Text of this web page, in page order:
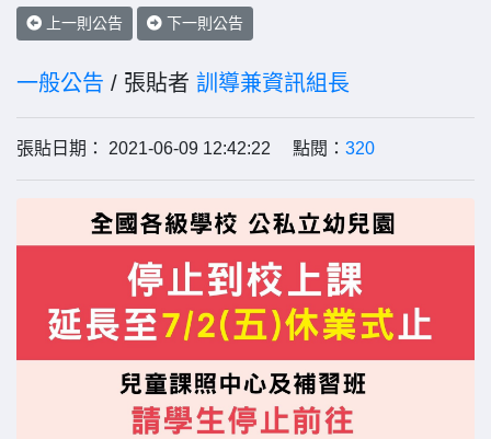
上一則公告 下一則公告
一般公告 / 張貼者 訓導兼資訊組長
張貼日期： 2021-06-09 12:42:22 點閱： 320